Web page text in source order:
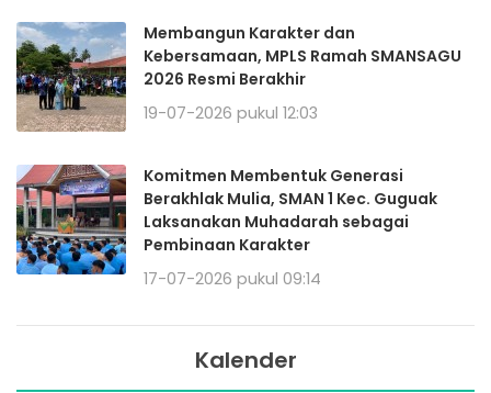
Membangun Karakter dan
Kebersamaan, MPLS Ramah SMANSAGU
2026 Resmi Berakhir
19-07-2026 pukul 12:03
Komitmen Membentuk Generasi
Berakhlak Mulia, SMAN 1 Kec. Guguak
Laksanakan Muhadarah sebagai
Pembinaan Karakter
17-07-2026 pukul 09:14
Kalender